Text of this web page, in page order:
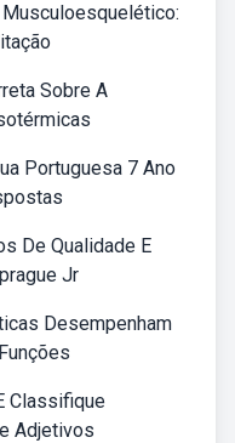
Sobre A
Portuguesa 7 Ano
De Qualidade E
Jr
Desempenham
Classifique
Adjetivos